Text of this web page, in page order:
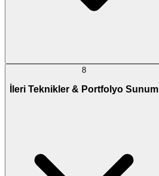
8
İleri Teknikler & Portfolyo Sunum